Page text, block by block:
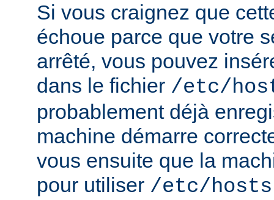
Si vous craignez que
échoue parce que votre
arrêté, vous pouvez
dans le fichier /etc/
probablement déjà
machine démarre
vous ensuite que la
pour utiliser /etc/hosts